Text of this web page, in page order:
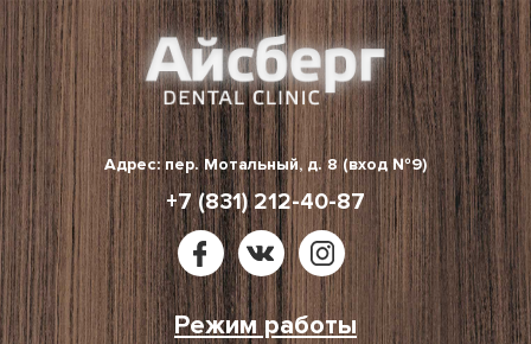
Skip
to
content
Адрес: пер. Мотальный, д. 8 (вход №9)
+7 (831) 212-40-87
Режим работы